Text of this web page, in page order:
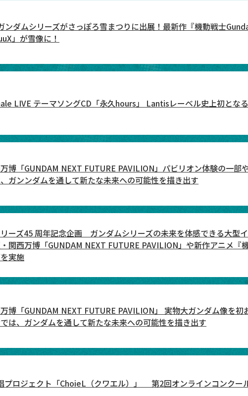
ンダムシリーズがさっぽろ雪まつりに出展！最新作『機動戦士
」が雪像に！
LIVE テーマソングCD「永久hours」 Lantisレーベル史上初とな
博「GUNDAM NEXT FUTURE PAVILION」パビリオン体験の一
ガンンダムを通して新たな未来への可能性を描き出す
ーズ45 周年記念企画 ガンダムシリーズの未来を体感できる大型
関西万博「GUNDAM NEXT FUTURE PAVILION」や新作アニメ『
実施
博「GUNDAM NEXT FUTURE PAVILION」 実物大ガンダム像を
は、ガンダムを通して新たな未来への可能性を描き出す
プロジェクト「ChoieL（クワエル）」 第2回オンラインコンクー